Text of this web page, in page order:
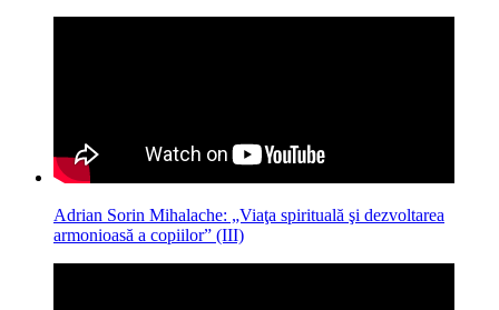
Adrian Sorin Mihalache: „Viaţa spirituală şi dezvoltarea
armonioasă a copiilor” (III)